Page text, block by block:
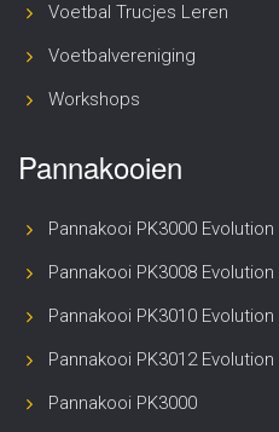
Voetbal Trucjes Leren
Voetbalvereniging
Workshops
Pannakooien
Pannakooi PK3000 Evolution
Pannakooi PK3008 Evolution
Pannakooi PK3010 Evolution
Pannakooi PK3012 Evolution
Pannakooi PK3000